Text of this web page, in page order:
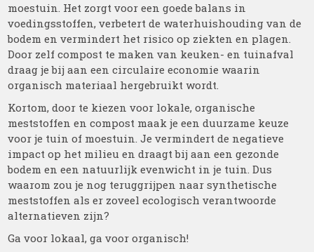
moestuin. Het zorgt voor een goede balans in
voedingsstoffen, verbetert de waterhuishouding van de
bodem en vermindert het risico op ziekten en plagen.
Door zelf compost te maken van keuken- en tuinafval
draag je bij aan een circulaire economie waarin
organisch materiaal hergebruikt wordt.
Kortom, door te kiezen voor lokale, organische
meststoffen en compost maak je een duurzame keuze
voor je tuin of moestuin. Je vermindert de negatieve
impact op het milieu en draagt bij aan een gezonde
bodem en een natuurlijk evenwicht in je tuin. Dus
waarom zou je nog teruggrijpen naar synthetische
meststoffen als er zoveel ecologisch verantwoorde
alternatieven zijn?
Ga voor lokaal, ga voor organisch!